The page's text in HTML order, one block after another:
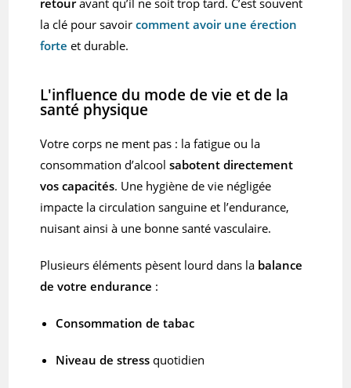
retouravant qu’il ne soit trop tard. C’est souvent
la clé pour savoircomment avoir une érection
forte et durable.
L'influence du mode de vie et de la
santé physique
Votre corps ne ment pas : la fatigue ou la
consommation d’alcoolsabotent directement
vos capacités. Une hygiène de vie négligée
impacte la circulation sanguine et l’endurance,
nuisant ainsi à une bonne santé vasculaire.
Plusieurs éléments pèsent lourd dans la balance
de votre endurance :
Consommation de tabac
Niveau de stress quotidien